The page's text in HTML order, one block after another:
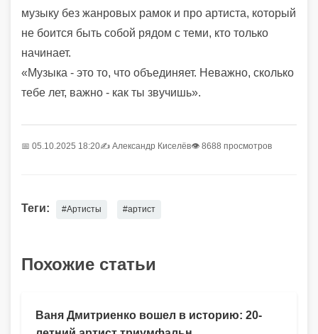
музыку без жанровых рамок и про артиста, который
не боится быть собой рядом с теми, кто только
начинает.
«Музыка - это то, что объединяет. Неважно, сколько
тебе лет, важно - как ты звучишь».
📅 05.10.2025 18:20✍️ Александр Киселёв👁 8688 просмотров
Теги: #Артисты #артист
Похожие статьи
Ваня Дмитриенко вошел в историю: 20-